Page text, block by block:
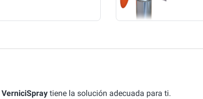
VerniciSpray tiene la solución adecuada para ti.